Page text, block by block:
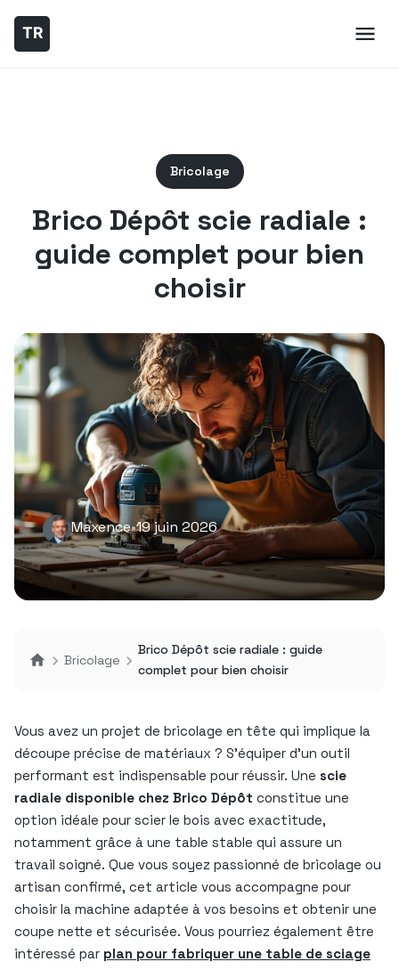
Bricolage
Brico Dépôt scie radiale :
guide complet pour bien
choisir
Maxence•19 juin 2026
Bricolage
Brico Dépôt scie radiale : guide
complet pour bien choisir
Vous avez un projet de bricolage en tête qui implique la
découpe précise de matériaux ? S’équiper d’un outil
performant est indispensable pour réussir. Une scie
radiale disponible chez Brico Dépôt constitue une
option idéale pour scier le bois avec exactitude,
notamment grâce à une table stable qui assure un
travail soigné. Que vous soyez passionné de bricolage ou
artisan confirmé, cet article vous accompagne pour
choisir la machine adaptée à vos besoins et obtenir une
coupe nette et sécurisée. Vous pourriez également être
intéressé par plan pour fabriquer une table de sciage